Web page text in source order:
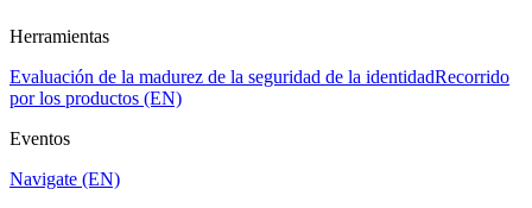
Herramientas
Evaluación de la madurez de la seguridad de la identidadRecorrido
por los productos (EN)
Eventos
Navigate (EN)